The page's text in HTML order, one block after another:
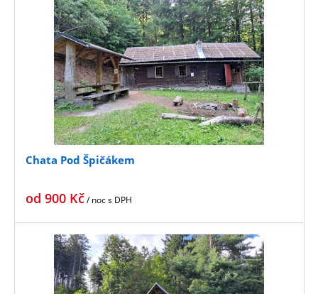
Chata Pod Špičákem
od 900 Kč/ nocs DPH